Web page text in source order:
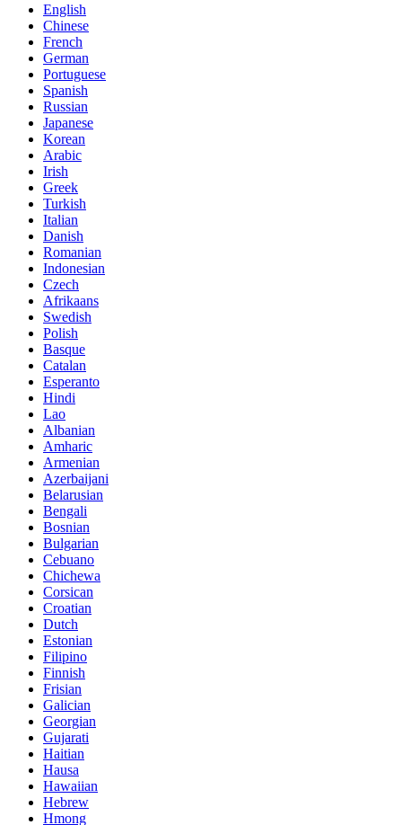
English
Chinese
French
German
Portuguese
Spanish
Russian
Japanese
Korean
Arabic
Irish
Greek
Turkish
Italian
Danish
Romanian
Indonesian
Czech
Afrikaans
Swedish
Polish
Basque
Catalan
Esperanto
Hindi
Lao
Albanian
Amharic
Armenian
Azerbaijani
Belarusian
Bengali
Bosnian
Bulgarian
Cebuano
Chichewa
Corsican
Croatian
Dutch
Estonian
Filipino
Finnish
Frisian
Galician
Georgian
Gujarati
Haitian
Hausa
Hawaiian
Hebrew
Hmong